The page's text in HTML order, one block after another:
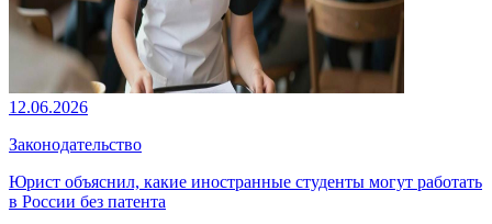
12.06.2026
Законодательство
Юрист объяснил, какие иностранные студенты могут работать
в России без патента